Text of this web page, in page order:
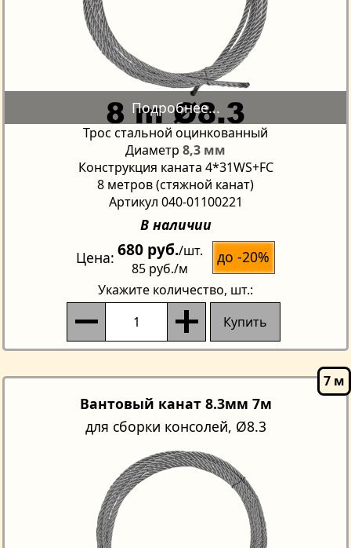
Трос стальной оцинкованный
Диаметр 8,3 мм
Конструкция каната 4*31WS+FC
8 метров (стяжной канат)
Артикул 040-01100221
В наличии
Цена 680 руб./шт.
85 руб./м
до -20%
Укажите количество, шт.:
Купить
Вантовый канат 8.3мм 7м
для сборки консолей, Ø8.3